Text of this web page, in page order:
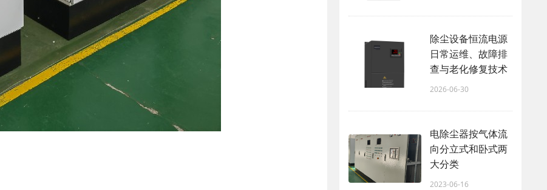
除尘设备恒流电源
日常运维、故障排
查与老化修复技术
2026-06-30
电除尘器按气体流
向分立式和卧式两
大分类
2023-06-16